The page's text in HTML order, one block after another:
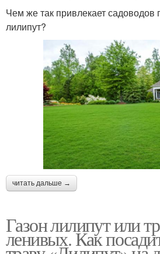
Чем же так привлекает садоводов
лилипут?
читать дальше →
Газон лилипут или
ленивых. Как